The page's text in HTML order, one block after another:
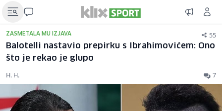
ZASMETALA MU IZJAVA 55
Balotelli nastavio prepirku s Ibrahimovićem: Ono
što je rekao je glupo
H. H. 7